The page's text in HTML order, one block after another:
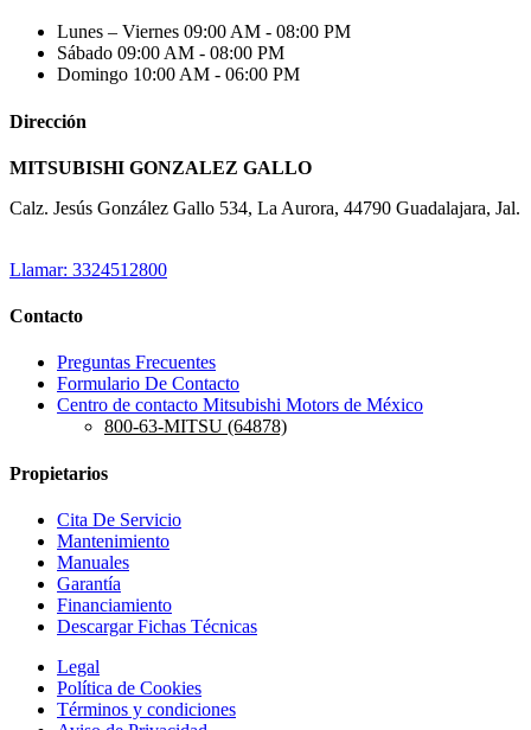
Lunes – Viernes 09:00 AM - 08:00 PM
Sábado 09:00 AM - 08:00 PM
Domingo 10:00 AM - 06:00 PM
Dirección
MITSUBISHI GONZALEZ GALLO
Calz. Jesús González Gallo 534, La Aurora, 44790 Guadalajara, Jal.
Llamar: 3324512800
Contacto
Preguntas Frecuentes
Formulario De Contacto
Centro de contacto Mitsubishi Motors de México
800-63-MITSU (64878)
Propietarios
Cita De Servicio
Mantenimiento
Manuales
Garantía
Financiamiento
Descargar Fichas Técnicas
Legal
Política de Cookies
Términos y condiciones